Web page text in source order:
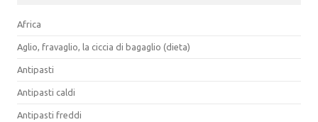
Africa
Aglio, fravaglio, la ciccia di bagaglio (dieta)
Antipasti
Antipasti caldi
Antipasti freddi